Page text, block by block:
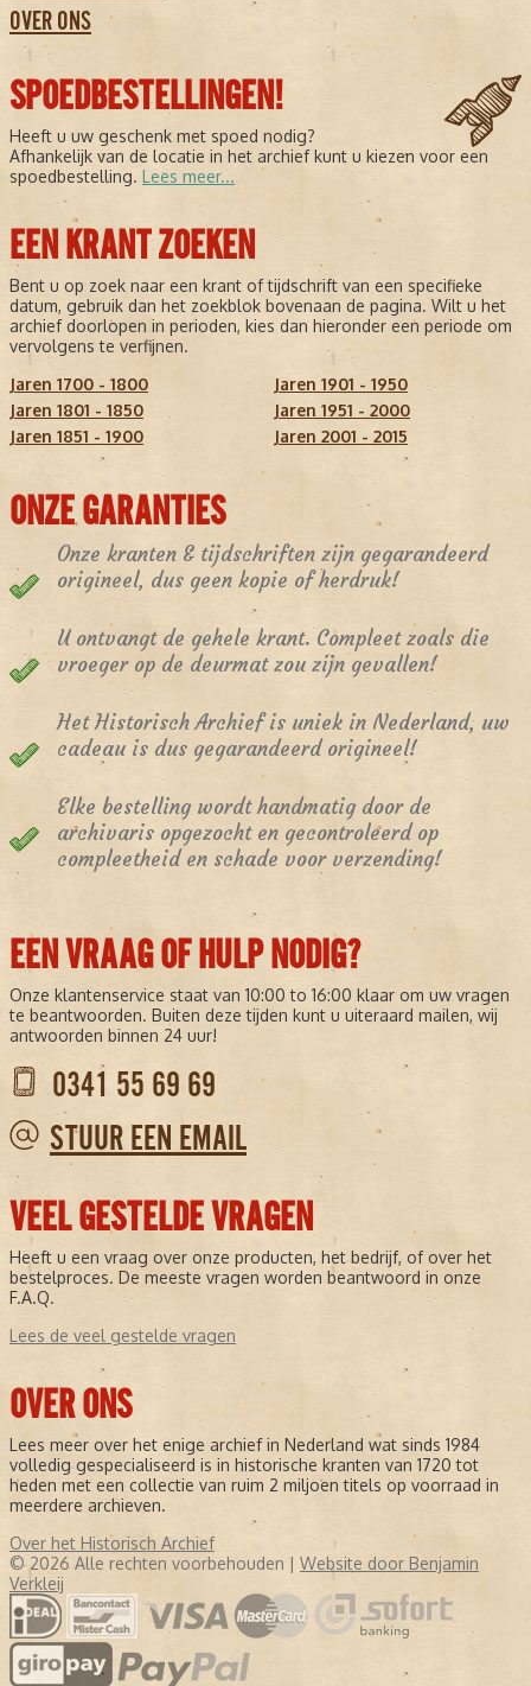
OVER ONS
SPOEDBESTELLINGEN!
Heeft u uw geschenk met spoed nodig?
Afhankelijk van de locatie in het archief kunt u kiezen voor een
spoedbestelling. Lees meer...
EEN KRANT ZOEKEN
Bent u op zoek naar een krant of tijdschrift van een specifieke
datum, gebruik dan het zoekblok bovenaan de pagina. Wilt u het
archief doorlopen in perioden, kies dan hieronder een periode om
vervolgens te verfijnen.
Jaren 1700 - 1800
Jaren 1801 - 1850
Jaren 1851 - 1900
Jaren 1901 - 1950
Jaren 1951 - 2000
Jaren 2001 - 2015
ONZE GARANTIES
Onze kranten & tijdschriften zijn gegarandeerd
origineel, dus geen kopie of herdruk!
U ontvangt de gehele krant. Compleet zoals die
vroeger op de deurmat zou zijn gevallen!
Het Historisch Archief is uniek in Nederland, uw
cadeau is dus gegarandeerd origineel!
Elke bestelling wordt handmatig door de
archivaris opgezocht en gecontroleerd op
compleetheid en schade voor verzending!
EEN VRAAG OF HULP NODIG?
Onze klantenservice staat van 10:00 to 16:00 klaar om uw vragen
te beantwoorden. Buiten deze tijden kunt u uiteraard mailen, wij
antwoorden binnen 24 uur!
0341 55 69 69
STUUR EEN EMAIL
VEEL GESTELDE VRAGEN
Heeft u een vraag over onze producten, het bedrijf, of over het
bestelproces. De meeste vragen worden beantwoord in onze
F.A.Q.
Lees de veel gestelde vragen
OVER ONS
Lees meer over het enige archief in Nederland wat sinds 1984
volledig gespecialiseerd is in historische kranten van 1720 tot
heden met een collectie van ruim 2 miljoen titels op voorraad in
meerdere archieven.
Over het Historisch Archief
© 2026 Alle rechten voorbehouden | Website door Benjamin
Verkleij